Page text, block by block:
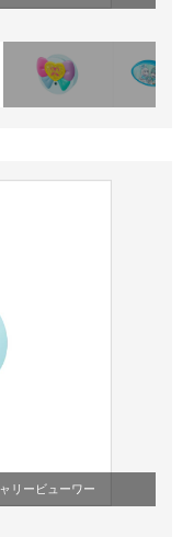
リービューワー